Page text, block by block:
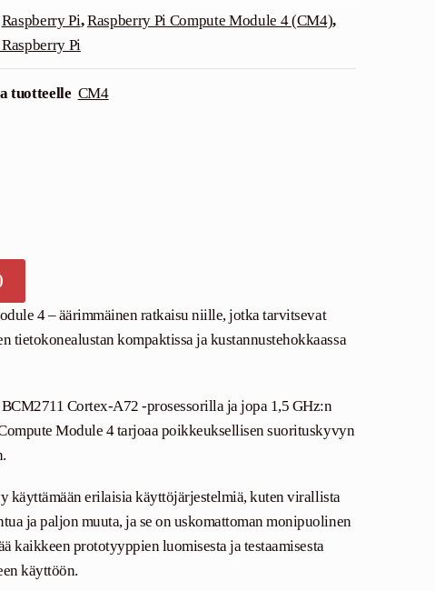
Raspberry Pi,Raspberry Pi Compute Module 4 (CM4),
Pi
tuotteelle CM4
4 – äärimmäinen ratkaisu niille, jotka tarvitsevat
tietokonealustan kompaktissa ja kustannustehokkaassa
Cortex-A72 -prosessorilla ja jopa 1,5 GHz:n
Module 4 tarjoaa poikkeuksellisen suorituskyvyn
käyttämään erilaisia ​​käyttöjärjestelmiä, kuten virallista
ja paljon muuta, ja se on uskomattoman monipuolinen
kaikkeen prototyyppien luomisesta ja testaamisesta
käyttöön.